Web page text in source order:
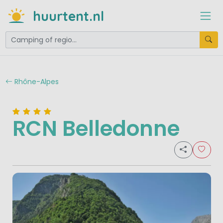
huurtent.nl
Rhône-Alpes
RCN Belledonne